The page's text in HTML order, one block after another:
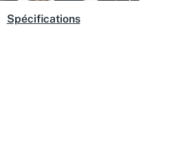
Spécifications